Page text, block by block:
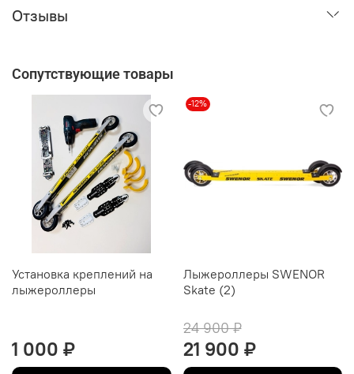
Отзывы
Сопутствующие товары
Установка креплений на
лыжероллеры
1 000 ₽
-12%
Лыжероллеры SWENOR
Skate (2)
24 900 ₽
21 900 ₽